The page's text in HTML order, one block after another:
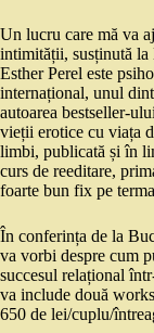
Un lucru care mă va
intimității, susținută la
Esther Perel este
internațional, unul
autoarea bestseller-
vieții erotice cu viața
limbi, publicată și în
curs de reeditare,
foarte bun fix pe
În conferința de la
va vorbi despre cum
succesul relațional
va include două
650 de lei/cuplu/